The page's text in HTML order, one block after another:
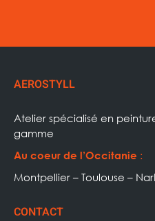
AEROSTYLL
Atelier spécialisé en
gamme
Au coeur de l’Occitanie :
Montpellier – Toulouse –
CONTACT